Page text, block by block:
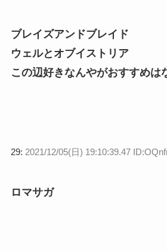
ブレイズアンドブレイド
ウェルとオブイストリア
この辺好きなんやがおすすめは
29: 2021/12/05(日) 19:10:39.47
ロマサガ